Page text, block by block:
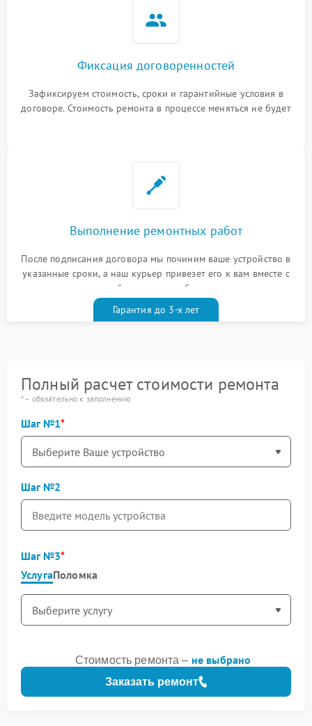
Фиксация договоренностей
Зафиксируем стоимость, сроки и гарантийные условия в
договоре. Стоимость ремонта в процессе меняться не будет
Выполнение ремонтных работ
После подписания договора мы починим ваше устройство в
указанные сроки, а наш курьер привезет его к вам вместе с
гарантийным талоном бесплатно
Гарантия до 3-х лет
Полный расчет стоимости ремонта
* – обязательно к заполнению
Шаг №1
Шаг №2
Шаг №3
УслугаПоломка
Заказать ремонт
Стоимость ремонта – не выбрано